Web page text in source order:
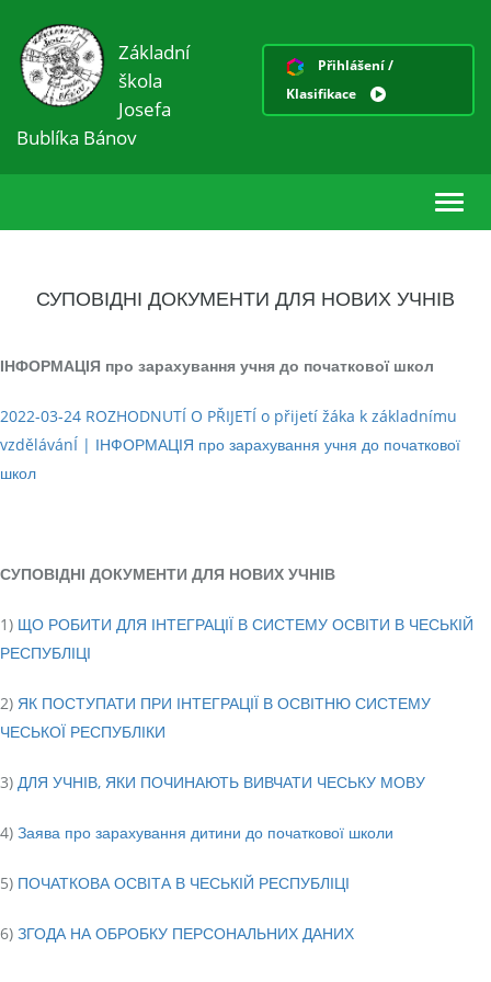
Základní
škola
Josefa
Bublíka Bánov
Přihlášení /
Klasifikace
СУПОВІДНІ ДОКУМЕНТИ ДЛЯ НОВИХ УЧНІВ
ІНФОРМАЦІЯ про зарахування учня до початкової школ
2022-03-24 ROZHODNUTÍ O PŘIJETÍ o přijetí žáka k základnímu
vzdělávánÍ | ІНФОРМАЦІЯ про зарахування учня до початкової
школ
СУПОВІДНІ ДОКУМЕНТИ ДЛЯ НОВИХ УЧНІВ
1) ЩО РОБИТИ ДЛЯ ІНТЕГРАЦІЇ В СИСТЕМУ ОСВІТИ В ЧЕСЬКІЙ
РЕСПУБЛІЦІ
2) ЯК ПОСТУПАТИ ПРИ ІНТЕГРАЦІЇ В ОСВІТНЮ СИСТЕМУ
ЧЕСЬКОЇ РЕСПУБЛІКИ
3) ДЛЯ УЧНІВ, ЯКИ ПОЧИНАЮТЬ ВИВЧАТИ ЧЕСЬКУ МОВУ
4) Заява про зарахування дитини до початкової школи
5) ПОЧАТКОВА ОСВІТА В ЧЕСЬКІЙ РЕСПУБЛІЦІ
6) ЗГОДА НА ОБРОБКУ ПЕРСОНАЛЬНИХ ДАНИХ